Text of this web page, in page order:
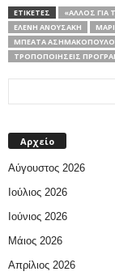
ΕΤΙΚΕΤΕΣ «ΆΛΛΟΣ ΓΙΑ
ΕΛΈΝΗ ΑΝΟΥΣΆΚΗ
ΜΠΕΆΤΑ
ΤΡΟΠΟΠΟΙΉΣΕΙΣ
Αρχείο
Αύγουστος 2026
Ιούλιος 2026
Ιούνιος 2026
Μάιος 2026
Απρίλιος 2026